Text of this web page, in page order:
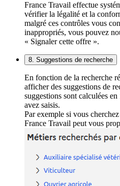
France Travail effectue
vérifier la légalité et la
malgré ces contrôles vous
inappropriés, vous pouvez
« Signaler cette offre ».
8. Suggestions de recherche
En fonction de la recherche
afficher des suggestions de
suggestions sont calculées
avez saisis.
Par exemple si vous
France Travail peut vous